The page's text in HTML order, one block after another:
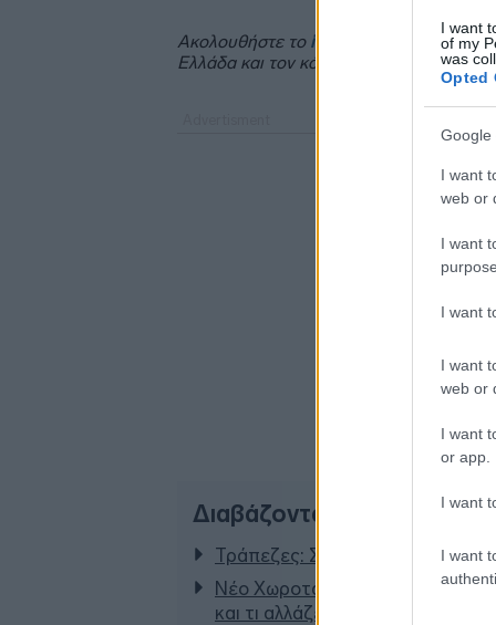
I want
of my
was
Opted
Google
I want
web or
I want
I want
I want
web or
I want
or app.
I want
I want
Ακολουθήστε το insider.gr στο Google
Ελλάδα και τον κόσμο.
Διαβάζονται αυτή τη
Τράπεζες: Στα 55,5 εκατ. ευρώ
Νέο Χωροταξικό Τουρισμού: Οι
και τι αλλάζει σε ξενοδοχεία,